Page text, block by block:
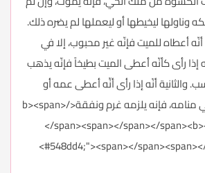
ليخيطها أو ليعملها لم يضره ذلك.
أعطاه للميت فإنّه غير محبوب، إلا في
إذا رأى كأنّه أعطى الميت بطيخاً فإنّه يذهب
أنّه إذا رأى أنِّه أعطى عمه أو
عمته بعد موتهما في منامه، فإنه يلزمه غرم ونفقة</b><span>
</span><span></span></
#548dd4;"><span></